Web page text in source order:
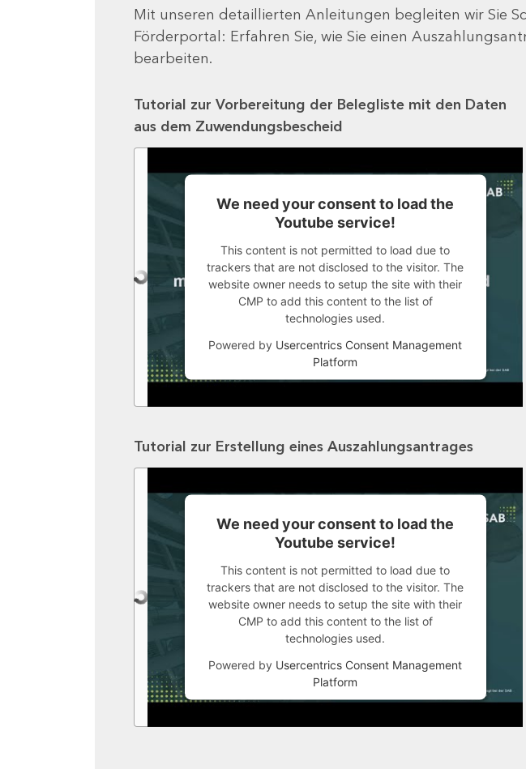
Mit unseren detaillierten Anleitungen begleiten wir Sie
Förderportal: Erfahren Sie, wie Sie einen
bearbeiten.
Tutorial zur Vorbereitung der Belegliste mit den Daten
aus dem Zuwendungsbescheid
We need your consent to load the
Youtube service!
This content is not permitted to load due to
trackers that are not disclosed to the visitor. The
website owner needs to setup the site with their
CMP to add this content to the list of
technologies used.
Powered by Usercentrics Consent Management
Platform
Tutorial zur Erstellung eines Auszahlungsantrages
We need your consent to load the
Youtube service!
This content is not permitted to load due to
trackers that are not disclosed to the visitor. The
website owner needs to setup the site with their
CMP to add this content to the list of
technologies used.
Powered by Usercentrics Consent Management
Platform